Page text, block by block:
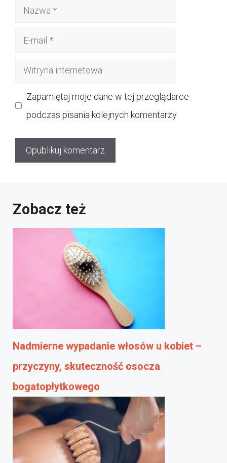
Nazwa
Witryna
Zapamiętaj moje dane w tej przeglądarce
podczas pisania kolejnych komentarzy.
Zobacz też
Nadmierne wypadanie włosów u kobiet –
przyczyny, skuteczność osocza
bogatopłytkowego